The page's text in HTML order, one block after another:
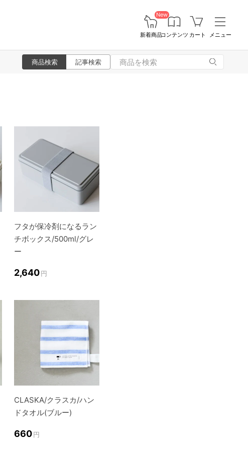
New
新着商品コンテンツ カート メニュー
商品検索 記事検索
フタが保冷剤になるラン
チボックス/500ml/グレ
ー
2,640円
CLASKA/クラスカ/ハン
ドタオル(ブルー)
660円